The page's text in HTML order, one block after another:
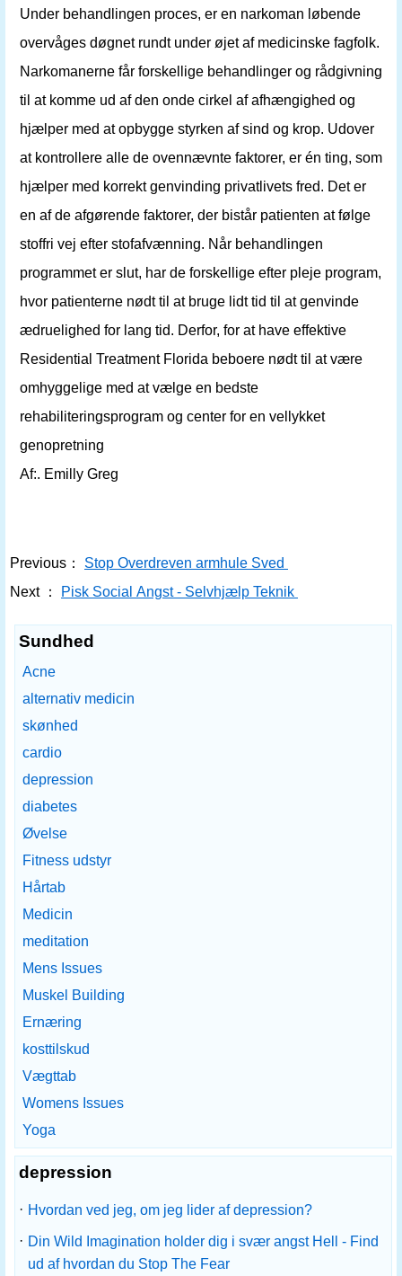
Under behandlingen proces, er en narkoman løbende
overvåges døgnet rundt under øjet af medicinske fagfolk.
Narkomanerne får forskellige behandlinger og rådgivning
til at komme ud af den onde cirkel af afhængighed og
hjælper med at opbygge styrken af ​​sind og krop. Udover
at kontrollere alle de ovennævnte faktorer, er én ting, som
hjælper med korrekt genvinding privatlivets fred. Det er
en af ​​de afgørende faktorer, der bistår patienten at følge
stoffri vej efter stofafvænning. Når behandlingen
programmet er slut, har de forskellige efter pleje program,
hvor patienterne nødt til at bruge lidt tid til at genvinde
ædruelighed for lang tid. Derfor, for at have effektive
Residential Treatment Florida beboere nødt til at være
omhyggelige med at vælge en bedste
rehabiliteringsprogram og center for en vellykket
genopretning
Af:. Emilly Greg
Previous：
Stop Overdreven armhule Sved
Next ：
Pisk Social Angst - Selvhjælp Teknik
Sundhed
Acne
alternativ medicin
skønhed
cardio
depression
diabetes
Øvelse
Fitness udstyr
Hårtab
Medicin
meditation
Mens Issues
Muskel Building
Ernæring
kosttilskud
Vægttab
Womens Issues
Yoga
depression
· Hvordan ved jeg, om jeg lider af depression?
· Din Wild Imagination holder dig i svær angst Hell - Find
ud af hvordan du Stop The Fear